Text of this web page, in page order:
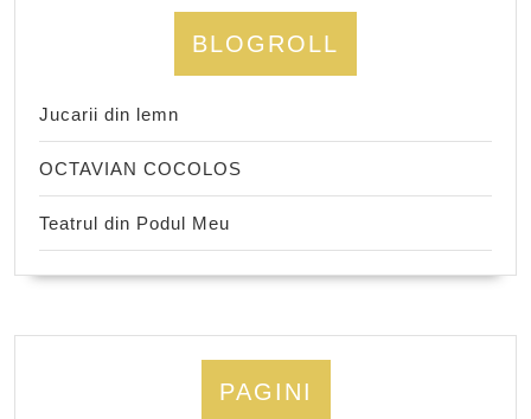
BLOGROLL
Jucarii din lemn
OCTAVIAN COCOLOS
Teatrul din Podul Meu
PAGINI